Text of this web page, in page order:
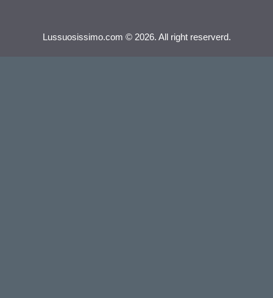
Lussuosissimo.com © 2026. All right reserverd.